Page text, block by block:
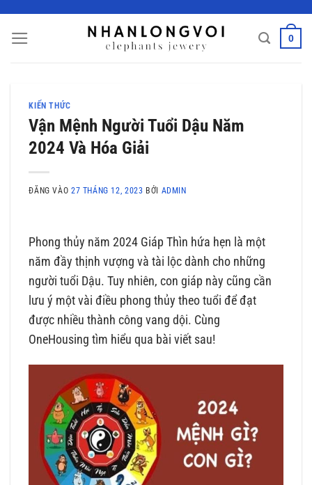
nội
0
KIẾN THỨC
Vận Mệnh Người Tuổi Dậu Năm
2024 Và Hóa Giải
ĐĂNG VÀO 27 THÁNG 12, 2023 BỞI ADMIN
Phong thủy năm 2024 Giáp Thìn hứa hẹn là một
năm đầy thịnh vượng và tài lộc dành cho những
người tuổi Dậu. Tuy nhiên, con giáp này cũng cần
lưu ý một vài điều phong thủy theo tuổi để đạt
được nhiều thành công vang dội. Cùng
OneHousing tìm hiểu qua bài viết sau!